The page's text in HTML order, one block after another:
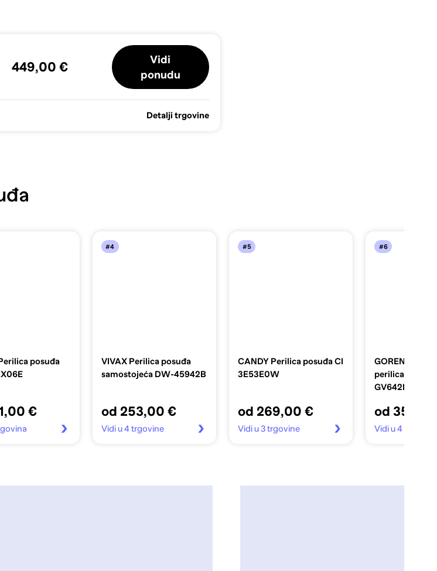
449,00 €
Vidi
ponudu
Detalji trgovine
posuđa
€
#4
VIVAX Perilica posuđa
samostojeća DW-45942B
od 253,00 €
Vidi u 4 trgovine
#5
CANDY Perilica posuđa CI
3E53E0W
od 269,00 €
Vidi u 3 trgovine
#6
GORENJE
perilica posuđa
GV642D90
od
Vidi u 4 trgovine